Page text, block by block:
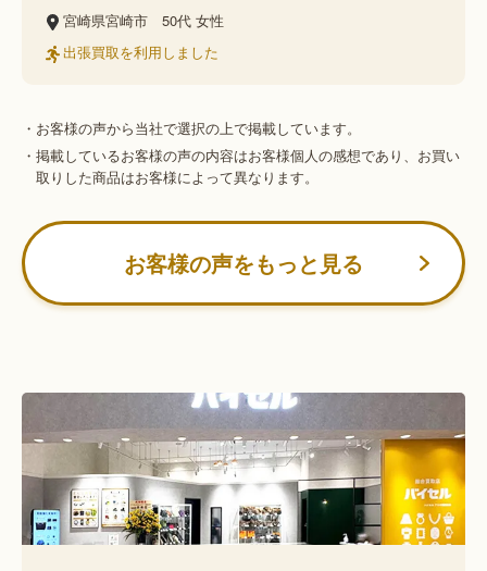
宮崎県宮崎市 50代 女性
出張買取を利用しました
・お客様の声から当社で選択の上で掲載しています。
・掲載しているお客様の声の内容はお客様個人の感想であり、お買い
取りした商品はお客様によって異なります。
お客様の声をもっと見る